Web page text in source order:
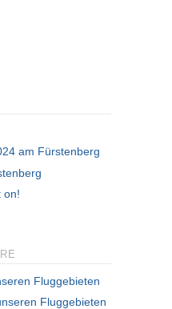
am Fürstenberg
on!
Fluggebieten
Fluggebieten